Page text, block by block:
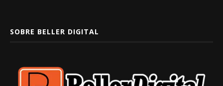
SOBRE BELLER DIGITAL